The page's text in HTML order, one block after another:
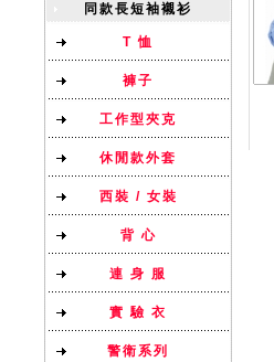
同款長短袖襯衫
T 恤
褲子
工作型夾克
休閒款外套
西裝 / 女裝
背 心
連 身 服
實 驗 衣
警衛系列